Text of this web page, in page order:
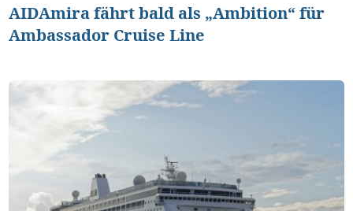
AIDAmira fährt bald als „Ambition“ für
Ambassador Cruise Line